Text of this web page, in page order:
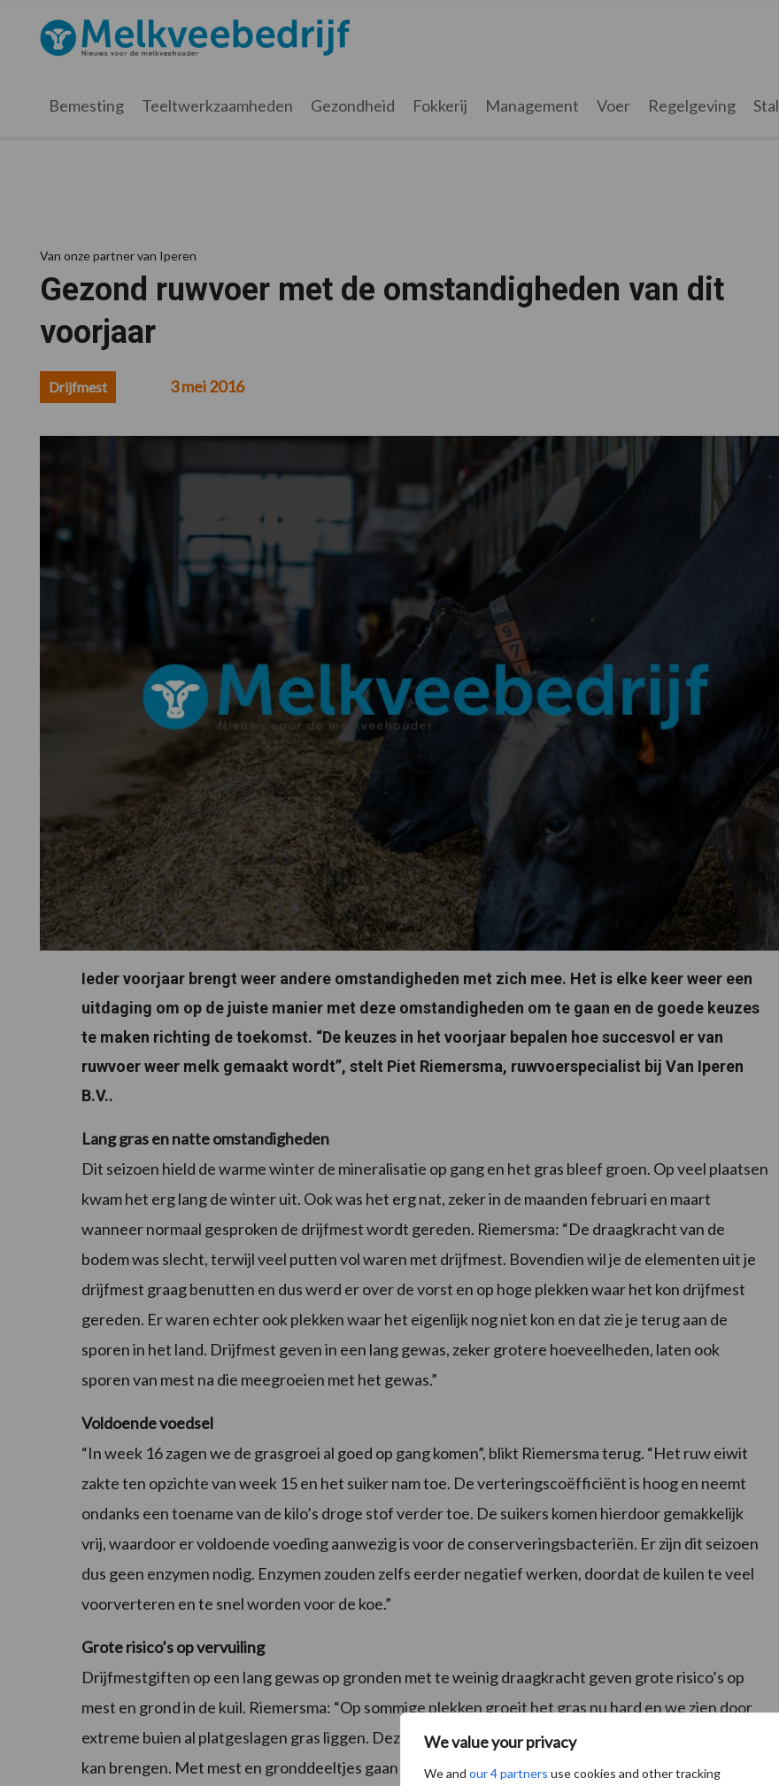
We value your privacy
We and our 4 partners use cookies and other tracking
hoofdnavigatie
hoofd
eerste
voettekst
Melkveebedrijf.nl
Bemesting Teeltwerkzaamheden Gezondheid Fokkerij Management Voer Regelgeving Stal
Van onze partner van Iperen
Gezond ruwvoer met de omstandigheden van dit
voorjaar
Drijfmest 3 mei 2016
Ieder voorjaar brengt weer andere omstandigheden met zich mee. Het is elke keer weer een
uitdaging om op de juiste manier met deze omstandigheden om te gaan en de goede keuzes
te maken richting de toekomst. “De keuzes in het voorjaar bepalen hoe succesvol er van
ruwvoer weer melk gemaakt wordt”, stelt Piet Riemersma, ruwvoerspecialist bij Van Iperen
B.V..
Lang gras en natte omstandigheden
Dit seizoen hield de warme winter de mineralisatie op gang en het gras bleef groen. Op veel plaatsen
kwam het erg lang de winter uit. Ook was het erg nat, zeker in de maanden februari en maart
wanneer normaal gesproken de drijfmest wordt gereden. Riemersma: “De draagkracht van de
bodem was slecht, terwijl veel putten vol waren met drijfmest. Bovendien wil je de elementen uit je
drijfmest graag benutten en dus werd er over de vorst en op hoge plekken waar het kon drijfmest
gereden. Er waren echter ook plekken waar het eigenlijk nog niet kon en dat zie je terug aan de
sporen in het land. Drijfmest geven in een lang gewas, zeker grotere hoeveelheden, laten ook
sporen van mest na die meegroeien met het gewas.”
Voldoende voedsel
“In week 16 zagen we de grasgroei al goed op gang komen”, blikt Riemersma terug. “Het ruw eiwit
zakte ten opzichte van week 15 en het suiker nam toe. De verteringscoëfficiënt is hoog en neemt
ondanks een toename van de kilo’s droge stof verder toe. De suikers komen hierdoor gemakkelijk
vrij, waardoor er voldoende voeding aanwezig is voor de conserveringsbacteriën. Er zijn dit seizoen
dus geen enzymen nodig. Enzymen zouden zelfs eerder negatief werken, doordat de kuilen te veel
voorverteren en te snel worden voor de koe.”
Grote risico’s op vervuiling
Drijfmestgiften op een lang gewas op gronden met te weinig draagkracht geven grote risico’s op
mest en grond in de kuil. Riemersma: “Op sommige plekken groeit het gras nu hard en we zien door
extreme buien al platgeslagen gras liggen. Deze zijn lastiger te maaien, wat vervuiling met zich mee
kan brengen. Met mest en gronddeeltjes gaan slechte bacteriën, gisten en schimmels mee de kuil in.